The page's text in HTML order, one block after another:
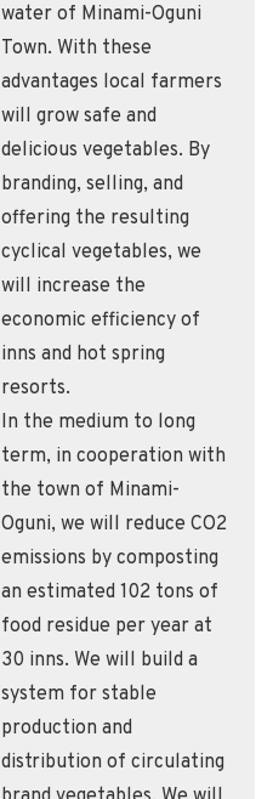
water of Minami-Oguni
Town. With these
advantages local farmers
will grow safe and
delicious vegetables. By
branding, selling, and
offering the resulting
cyclical vegetables, we
will increase the
economic efficiency of
inns and hot spring
resorts.
In the medium to long
term, in cooperation with
the town of Minami-
Oguni, we will reduce CO2
emissions by composting
an estimated 102 tons of
food residue per year at
30 inns. We will build a
system for stable
production and
distribution of circulating